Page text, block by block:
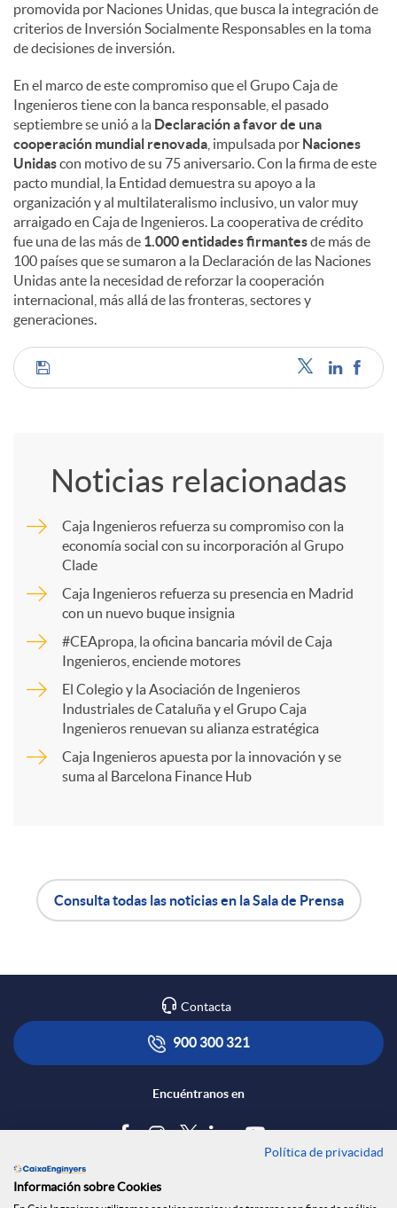
promovida por Naciones Unidas, que busca la integración de
criterios de Inversión Socialmente Responsables en la toma
de decisiones de inversión.
En el marco de este compromiso que el Grupo Caja de
Ingenieros tiene con la banca responsable, el pasado
septiembre se unió a la Declaración a favor de una
cooperación mundial renovada , impulsada por Naciones
Unidascon motivo de su 75 aniversario. Con la firma de este
pacto mundial, la Entidad demuestra su apoyo a la
organización y al multilateralismo inclusivo, un valor muy
arraigado en Caja de Ingenieros. La cooperativa de crédito
fue una de las más de 1.000 entidades firmantesde más de
100 países que se sumaron a la Declaración de las Naciones
Unidas ante la necesidad de reforzar la cooperación
internacional, más allá de las fronteras, sectores y
generaciones.
C
m
r
R
e
d
e
Noticias relacionadas
Caja Ingenieros refuerza su compromiso con la
economía social con su incorporación al Grupo
Clade
Caja Ingenieros refuerza su presencia en Madrid
con un nuevo buque insignia
#CEApropa, la oficina bancaria móvil de Caja
Ingenieros, enciende motores
El Colegio y la Asociación de Ingenieros
Industriales de Cataluña y el Grupo Caja
Ingenieros renuevan su alianza estratégica
Caja Ingenieros apuesta por la innovación y se
suma al Barcelona Finance Hub
A
p
l
c
o
t
n
Consulta todas las noticias en la Sala de Prensa
Contacta
900 300 321
Encuéntranos en
Política de privacidad
Información sobre Cookies